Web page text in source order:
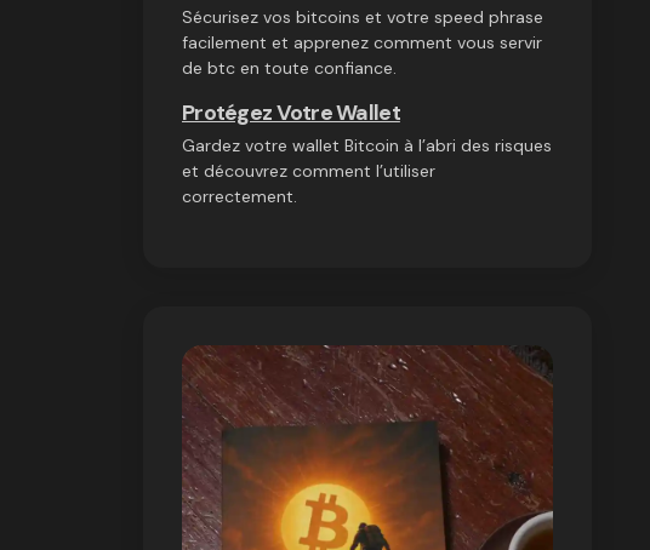
Sécurisez vos bitcoins et votre speed phrase
facilement et apprenez comment vous servir
de btc en toute confiance.
Protégez Votre Wallet
Gardez votre wallet Bitcoin à l’abri des risques
et découvrez comment l’utiliser
correctement.